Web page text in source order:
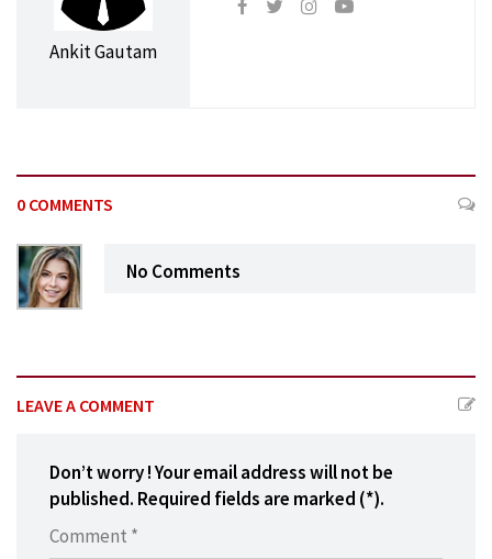
Ankit Gautam
0 COMMENTS
No Comments
LEAVE A COMMENT
Don’t worry ! Your email address will not be
published. Required fields are marked (*).
Comment *